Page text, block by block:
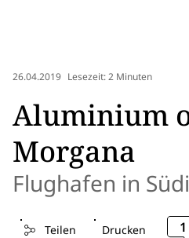
26.04.2019 Lesezeit: 2 Minuten
Aluminium
Morgana
Flughafen in
Teilen Drucken 1